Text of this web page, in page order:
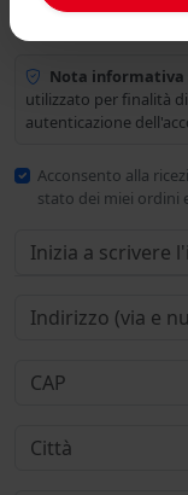
Nota informativa
utilizzato per finalità
autenticazione
Acconsento alla
stato dei miei ordini